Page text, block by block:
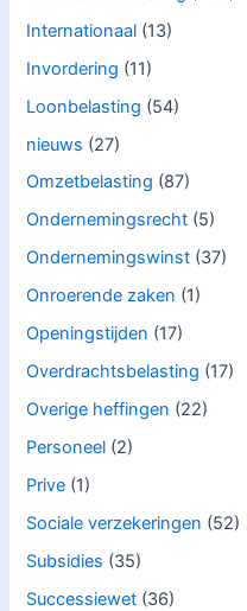
Internationaal (13)
Invordering (11)
Loonbelasting (54)
nieuws (27)
Omzetbelasting (87)
Ondernemingsrecht (5)
Ondernemingswinst (37)
Onroerende zaken (1)
Openingstijden (17)
Overdrachtsbelasting (17)
Overige heffingen (22)
Personeel (2)
Prive (1)
Sociale verzekeringen (52)
Subsidies (35)
Successiewet (36)